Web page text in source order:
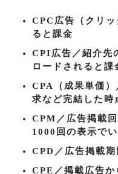
CPC広告（クリ
ると課金
CPI広告／紹介先
ロードされると課
CPA（成果単価
求など完結した時
CPM／広告掲載
1000回の表示で
CPD／広告掲載
CPE／掲載広告